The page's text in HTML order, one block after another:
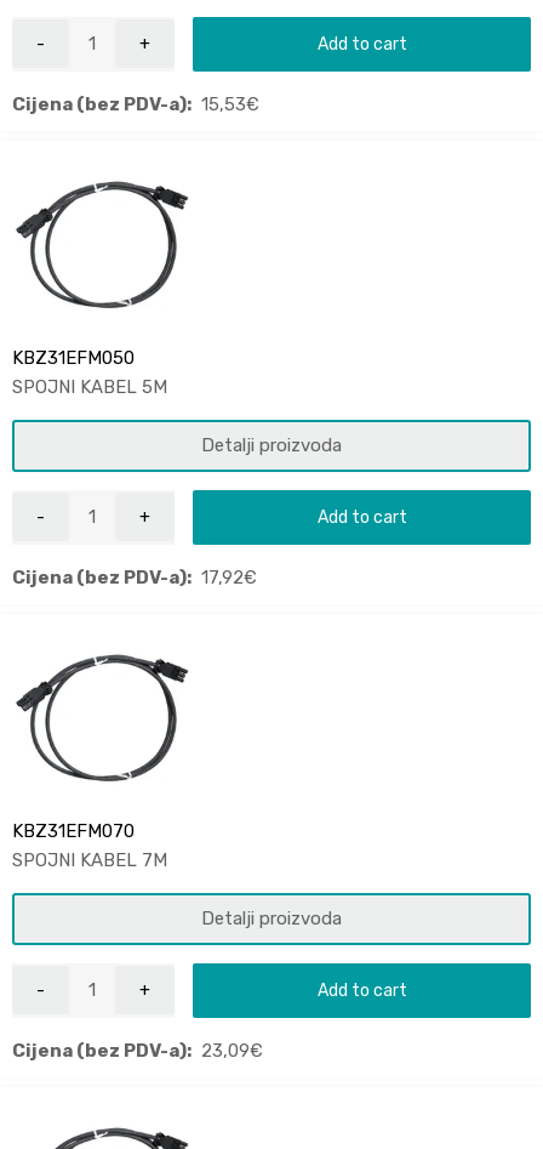
Add to cart
Cijena (bez PDV-a): 15,53€
KBZ31EFM050
SPOJNI KABEL 5M
Detalji proizvoda
Add to cart
Cijena (bez PDV-a): 17,92€
KBZ31EFM070
SPOJNI KABEL 7M
Detalji proizvoda
Add to cart
Cijena (bez PDV-a): 23,09€